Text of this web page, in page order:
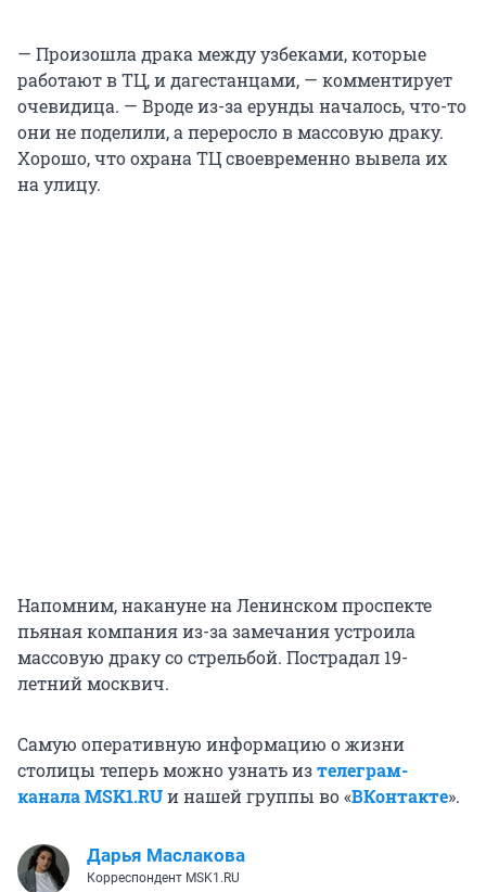
— Произошла драка между узбеками, которые
работают в ТЦ, и дагестанцами, — комментирует
очевидица. — Вроде из-за ерунды началось, что-то
они не поделили, а переросло в массовую драку.
Хорошо, что охрана ТЦ своевременно вывела их
на улицу.
Напомним, накануне на Ленинском проспекте
пьяная компания из-за замечания устроила
массовую драку со стрельбой. Пострадал 19-
летний москвич.
Самую оперативную информацию о жизни
столицы теперь можно узнать изтелеграм-
канала MSK1.RUи нашей группы во «ВКонтакте».
Дарья Маслакова
Корреспондент MSK1.RU